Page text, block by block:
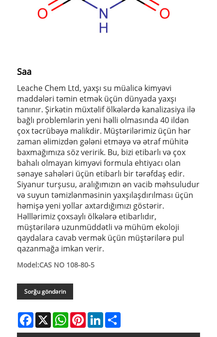
Saa
Leache Chem Ltd, yaxşı su müalicə kimyəvi
maddələri təmin etmək üçün dünyada yaxşı
tanınır. Şirkətin müxtəlif ölkələrdə kanalizasiya ilə
bağlı problemlərin yeni həlli olmasında 40 ildən
çox təcrübəyə malikdir. Müştərilərimiz üçün hər
zaman əlimizdən gələni etməyə və ətraf mühitə
baxmağımıza söz veririk. Bu, bizi etibarlı və çox
bahalı olmayan kimyəvi formula ehtiyacı olan
sənaye sahələri üçün etibarlı bir tərəfdaş edir.
Siyanur turşusu, aralığımızın ən vacib məhsuludur
və suyun təmizlənməsinin yaxşılaşdırılması üçün
həmişə yeni yollar axtardığımızı göstərir.
Həlllərimiz çoxsaylı ölkələrə etibarlıdır,
müştərilərə uzunmüddətli və mühüm ekoloji
qaydalara cavab vermək üçün müştərilərə pul
qazanmağa imkan verir.
Model:CAS NO 108-80-5
Sorğu göndərin
Facebook
X WhatsAppPinterestLinkedIn